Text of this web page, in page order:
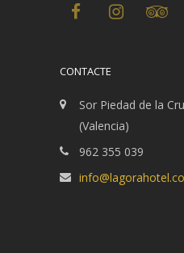
CONTACTE
Sor Piedad de la
(Valencia)
962 355 039